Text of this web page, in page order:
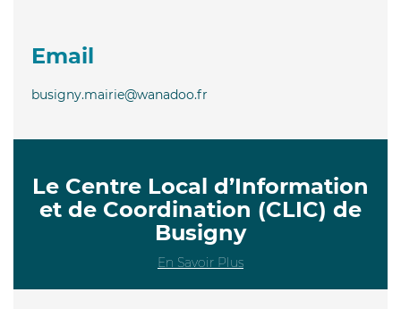
Email
busigny.mairie@wanadoo.fr
Le Centre Local d’Information
et de Coordination (CLIC) de
Busigny
En Savoir Plus